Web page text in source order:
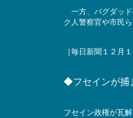
一方、バグダッド
ク人警察官や市民
［毎日新聞１２月
◆フセインが捕
フセイン政権が瓦